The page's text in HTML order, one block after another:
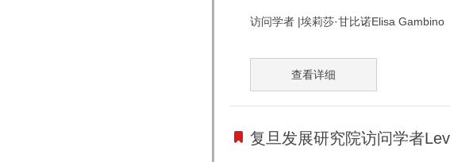
访问学者 |埃莉莎·甘比诺Elisa Gambino
查看详细
复旦发展研究院访问学者